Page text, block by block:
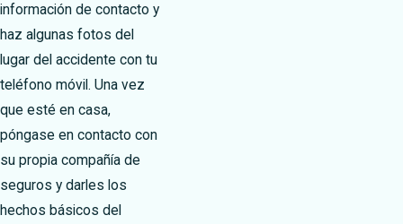
información de contacto y
haz algunas fotos del
lugar del accidente con tu
teléfono móvil. Una vez
que esté en casa,
póngase en contacto con
su propia compañía de
seguros y darles los
hechos básicos del